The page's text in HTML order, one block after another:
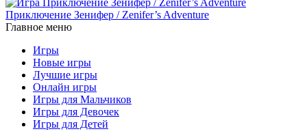
Приключение Зенифер / Zenifer’s Adventure
Главное меню
Игры
Новые игры
Лучшие игры
Онлайн игры
Игры для Мальчиков
Игры для Девочек
Игры для Детей